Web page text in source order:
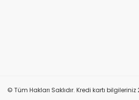
© Tüm Hakları Saklıdır. Kredi kartı